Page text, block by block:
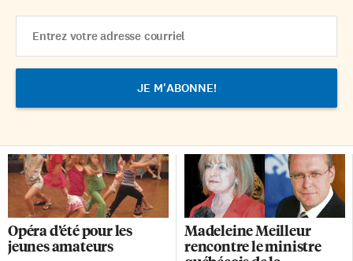
Address
Opéra d’été pour les
jeunes amateurs
Madeleine Meilleur
rencontre le ministre